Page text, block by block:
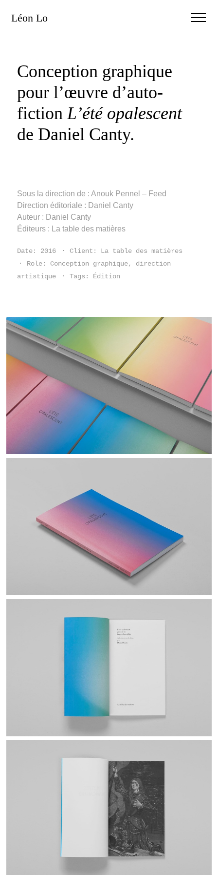
Léon Lo
Conception graphique
pour l’œuvre d’auto-
fictionL’été opalescent
de Daniel Canty.
Sous la direction de : Anouk Pennel – Feed
Direction éditoriale : Daniel Canty
Auteur : Daniel Canty
Éditeurs : La table des matières
Date: 2016 Client: La table des matières
Role: Conception graphique, direction
artistique
Tags: Édition